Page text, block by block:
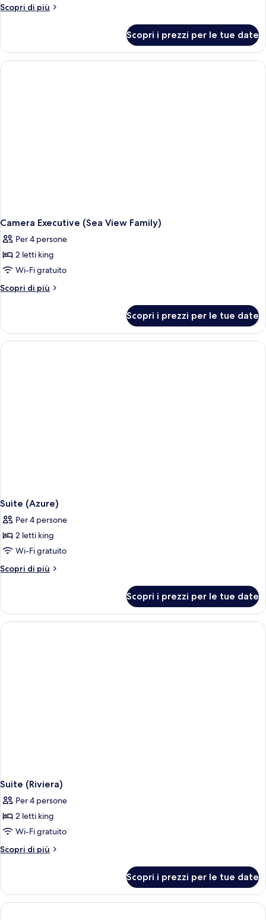
Scopri di più
Altri
(Cala
Bianca)
Scopri i prezzi per le tue date
Camera Executive (Sea View Family)
Per 4 persone
2 letti king
Wi-Fi gratuito
Scopri di più
Altri
Executive
(Sea
View
Scopri i prezzi per le tue date
Suite (Azure)
Per 4 persone
2 letti king
Wi-Fi gratuito
Scopri di più
Altri
(Azure)
Scopri i prezzi per le tue date
Suite (Riviera)
Per 4 persone
2 letti king
Wi-Fi gratuito
Scopri di più
Altri
(Riviera)
Scopri i prezzi per le tue date